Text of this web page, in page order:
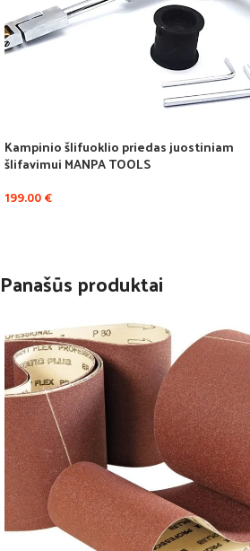
Kampinio šlifuoklio priedas juostiniam
šlifavimui MANPA TOOLS
199.00€
Panašūs produktai